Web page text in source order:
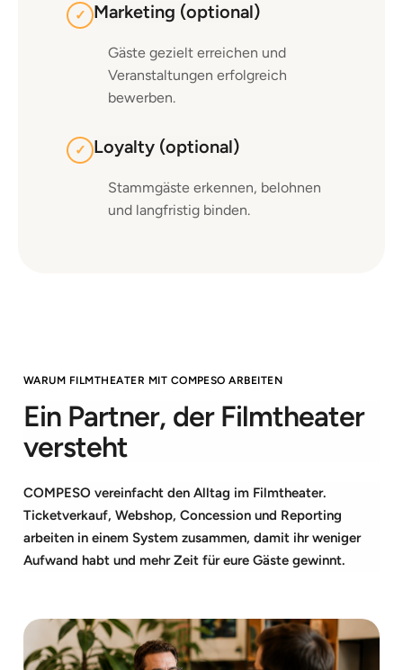
✓ Marketing (optional)
Gäste gezielt erreichen und
Veranstaltungen erfolgreich
bewerben.
✓ Loyalty (optional)
Stammgäste erkennen, belohnen
und langfristig binden.
WARUM FILMTHEATER MIT COMPESO ARBEITEN
Ein Partner, der Filmtheater
versteht
COMPESO vereinfacht den Alltag im Filmtheater.
Ticketverkauf, Webshop, Concession und Reporting
arbeiten in einem System zusammen, damit ihr weniger
Aufwand habt und mehr Zeit für eure Gäste gewinnt.